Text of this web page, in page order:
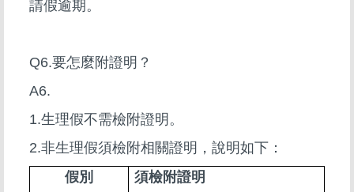
請假逾期。
Q6.要怎麼附證明？
A6.
1.生理假不需檢附證明。
2.非生理假須檢附相關證明，說明如下：
假別
須檢附證明